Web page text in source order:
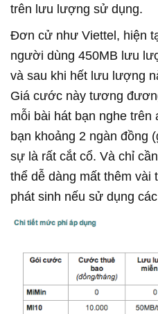
trên lưu lượng sử dụng.
Đơn cử như Viettel, hiện
người dùng 450MB lưu
và sau khi hết lưu lượng
Giá cước này tương
mỗi bài hát bạn nghe trên
bạn khoảng 2 ngàn đồng
sự là rất cắt cổ. Và chỉ
thể dễ dàng mất thêm
phát sinh nếu sử dụng